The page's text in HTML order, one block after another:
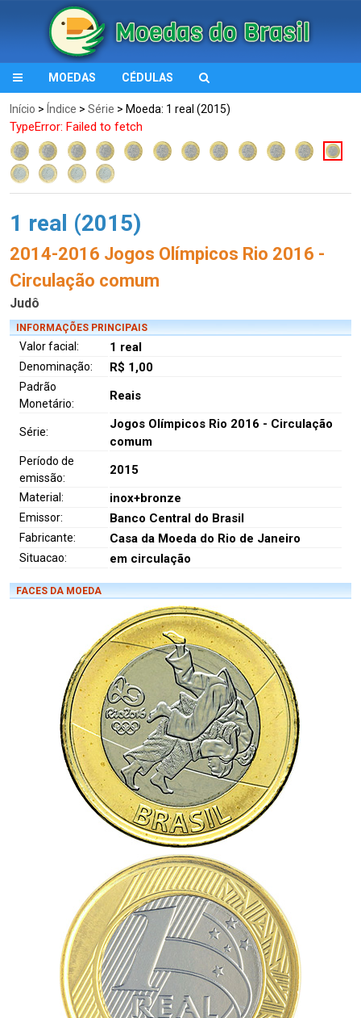
MOEDAS CÉDULAS
Início > Índice > Série > Moeda: 1 real (2015)
TypeError: Failed to fetch
1 real (2015)
2014-2016 Jogos Olímpicos Rio 2016 -
Circulação comum
Judô
INFORMAÇÕES PRINCIPAIS
Valor facial: 1 real
Denominação: R$ 1,00
Padrão
Monetário:
Reais
Série:
Jogos Olímpicos Rio 2016 - Circulação
comum
Período de
emissão:
2015
Material: inox+bronze
Emissor: Banco Central do Brasil
Fabricante: Casa da Moeda do Rio de Janeiro
Situacao: em circulação
FACES DA MOEDA